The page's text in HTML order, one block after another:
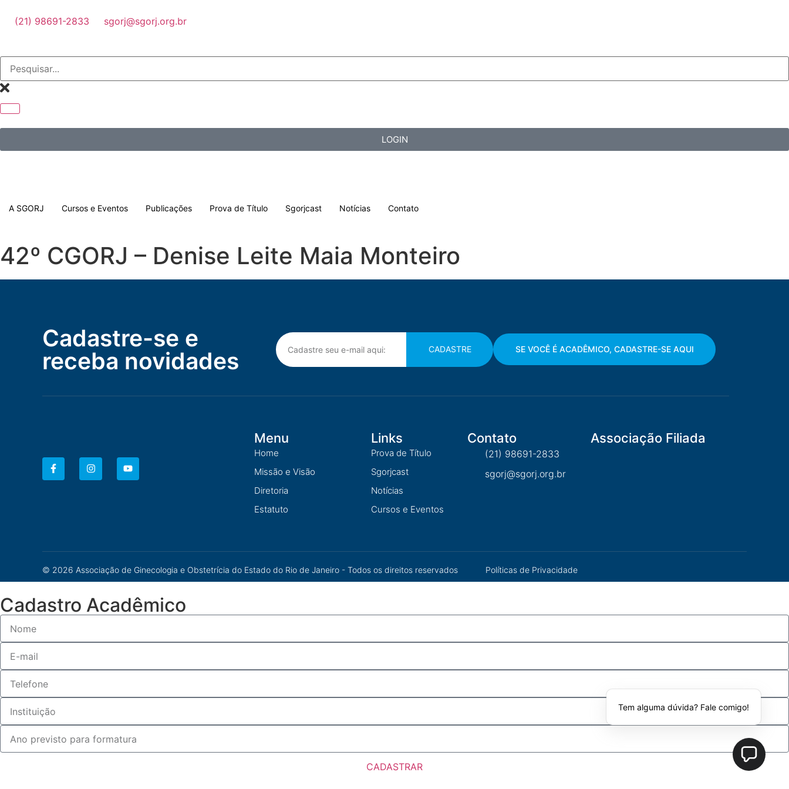
(21) 98691-2833 sgorj@sgorj.org.br
LOGIN
A SGORJ Cursos e Eventos Publicações Prova de Título Sgorjcast Notícias Contato
42º CGORJ – Denise Leite Maia Monteiro
Cadastre-se e
receba novidades
CADASTRE SE VOCÊ É ACADÊMICO, CADASTRE-SE AQUI
Menu
Home
Missão e Visão
Diretoria
Estatuto
Links
Prova de Título
Sgorjcast
Notícias
Cursos e Eventos
Contato
(21) 98691-2833
sgorj@sgorj.org.br
Associação Filiada
© 2026 Associação de Ginecologia e Obstetrícia do Estado do Rio de Janeiro - Todos os direitos reservados Políticas de Privacidade
Cadastro Acadêmico
CADASTRAR
Tem alguma dúvida? Fale comigo!